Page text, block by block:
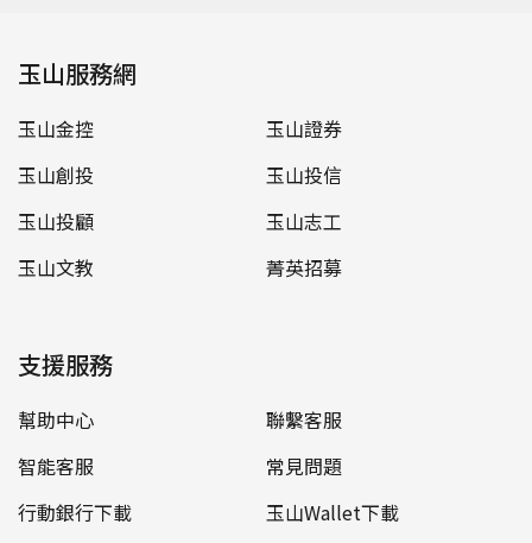
玉山服務網
玉山金控
玉山證券
玉山創投
玉山投信
玉山投顧
玉山志工
玉山文教
菁英招募
支援服務
幫助中心
聯繫客服
智能客服
常見問題
行動銀行下載
玉山Wallet下載